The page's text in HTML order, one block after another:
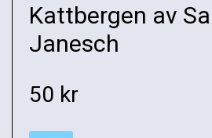
Kattbergen av
Janesch
50 kr